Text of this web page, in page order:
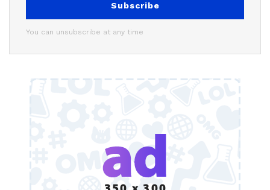
Subscribe
You can unsubscribe at any time